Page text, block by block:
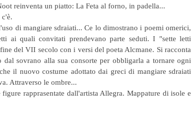
reinventa un piatto: La Feta al forno, in padella...
di mangiare sdraiati... Ce lo dimostrano i poemi omerici,
ai quali convitati prendevano parte seduti. I "sette letti
del VII secolo con i versi del poeta Alcmane. Si racconta
sovrano alla sua consorte per obbligarla a tornare ogni
il nuovo costume adottato dai greci di mangiare sdraiati
Attraverso le ombre...
rapprasentate dall'artista Allegra. Mappature di isole e